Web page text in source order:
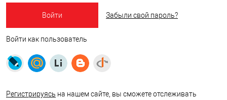
Забыли свой пароль?
Войти как пользователь
Регистрируясь на нашем сайте, вы сможете отслеживать